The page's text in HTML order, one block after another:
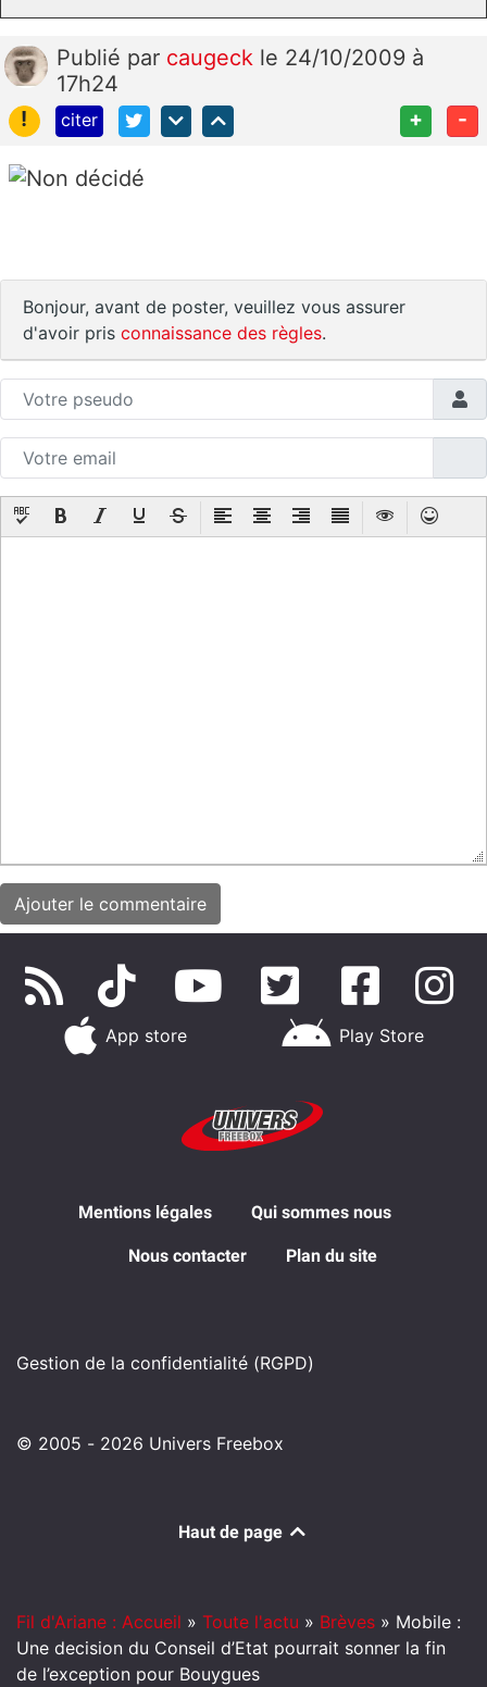
Publié par caugeck le 24/10/2009 à
17h24
!
citer + -
Bonjour, avant de poster, veuillez vous assurer
d'avoir pris connaissance des règles.
App store Play Store
Mentions légales Qui sommes nous
Nous contacter Plan du site
Gestion de la confidentialité (RGPD)
© 2005 - 2026 Univers Freebox
Haut de page
Fil d'Ariane : Accueil » Toute l'actu » Brèves » Mobile :
Une decision du Conseil d’Etat pourrait sonner la fin
de l’exception pour Bouygues